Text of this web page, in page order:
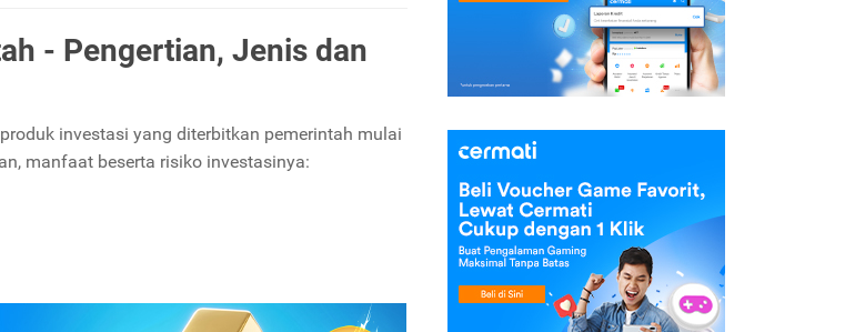
- Pengertian, Jenis dan
investasi yang diterbitkan pemerintah mulai
manfaat beserta risiko investasinya: